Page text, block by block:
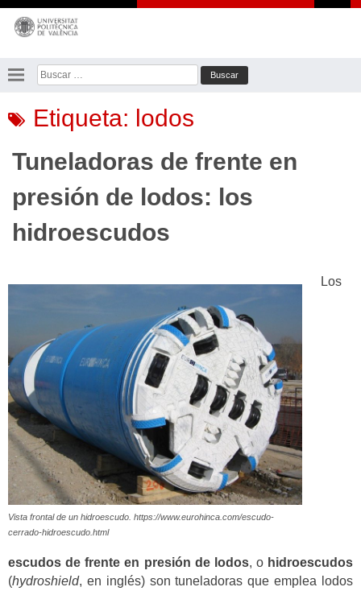
Saltar
contenido
Buscar:
Etiqueta: lodos
Tuneladoras de frente en
presión de lodos: los
hidroescudos
Vista frontal de un hidroescudo. https://www.eurohinca.com/escudo-
cerrado-hidroescudo.html
Los
escudos de frente en presión de lodos, o hidroescudos
(hydroshield, en inglés) son tuneladoras que emplea lodos